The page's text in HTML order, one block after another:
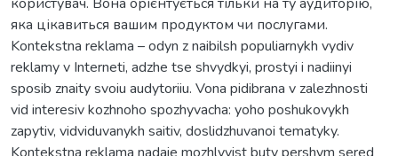
яка цікавиться вашим продуктом чи послугами.
Kontekstna reklama – odyn z naibilsh populiarnykh vydiv
reklamy v Interneti, adzhe tse shvydkyi, prostyi i nadiinyi
sposib znaity svoiu audytoriiu. Vona pidibrana v zalezhnosti
vid interesiv kozhnoho spozhyvacha: yoho poshukovykh
zapytiv, vidviduvanykh saitiv, doslidzhuvanoi tematyky.